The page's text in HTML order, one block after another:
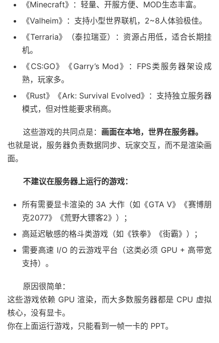
《Minecraft》：轻量、开服方便、MOD生态丰富。
《Valheim》：支持小型世界联机，2~8人体验极佳。
《Terraria》（泰拉瑞亚）：资源占用低，适合长期挂
机。
《CS:GO》《Garry’s Mod》：FPS类服务器架设成
熟，玩家多。
《Rust》《Ark: Survival Evolved》：支持独立服务器
模式，但对性能要求稍高。
这些游戏的共同点是： 画面在本地，世界在服务器。
也就是说，服务器负责数据同步、玩家交互，而不是渲染画
面。
不建议在服务器上运行的游戏：
所有需要显卡渲染的 3A 大作（如《GTA V》《赛博朋
克2077》《荒野大镖客2》）；
高延迟敏感的格斗类游戏（如《铁拳》《街霸》）；
需要高速 I/O 的云游戏平台（这类必须 GPU + 高带宽
支持）。
原因很简单：
这些游戏依赖 GPU 渲染，而大多数服务器都是 CPU 虚拟
核心，没有显卡。
你在上面运行游戏，只能看到一帧一卡的 PPT。